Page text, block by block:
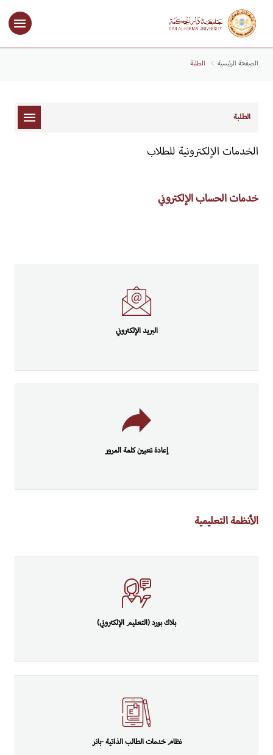
الصفحة الرئيسية الطلبة
الطلبة
الخدمات الإلكترونية للطلاب
خدمات الحساب الإلكتروني
البريد الإلكتروني
إعادة تعيين كلمة المرور
الأنظمة التعليمية
بلاك بورد (التعليم الإلكتروني)
نظام خدمات الطالب الذاتية -بانر